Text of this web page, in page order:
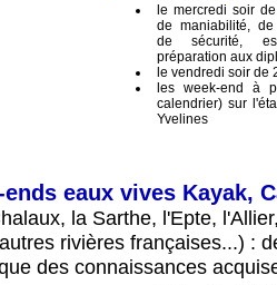
le mercredi soir
de maniabilité,
de sécurité,
préparation aux
le vendredi soir de
les week-end à
calendrier) sur
Yvelines
ends eaux vives Kayak,
la Sarthe, l'Epte,
rivières françaises...) :
des connaissances